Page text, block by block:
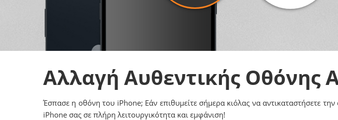
Αλλαγή Αυθεντικής Οθόνης
Έσπασε η οθόνη του iPhone; Εάν επιθυμείτε σήμερα κιόλας να αντικαταστήσετε
iPhone σας σε πλήρη λειτουργικότητα και εμφάνιση!